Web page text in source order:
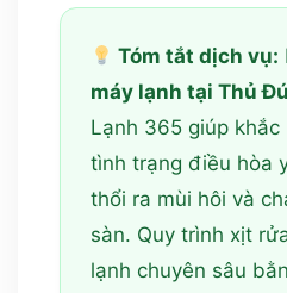
Tóm tắt dịch vụ:
máy lạnh tại Thủ
Lạnh 365 giúp
tình trạng điều hòa
thổi ra mùi hôi và
sàn. Quy trình xịt
lạnh chuyên sâu